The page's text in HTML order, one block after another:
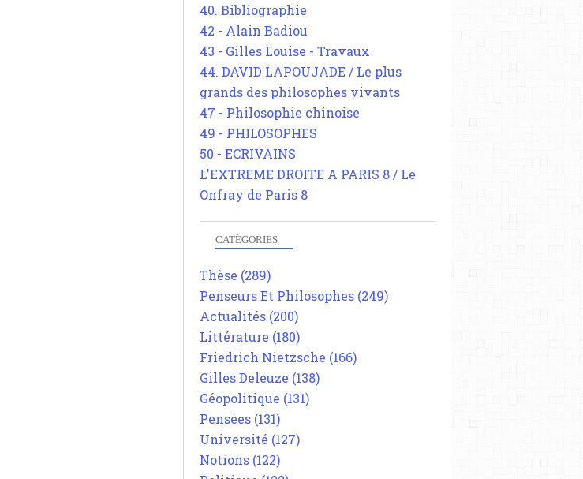
40. Bibliographie
42 - Alain Badiou
43 - Gilles Louise - Travaux
44. DAVID LAPOUJADE / Le plus
grands des philosophes vivants
47 - Philosophie chinoise
49 - PHILOSOPHES
50 - ECRIVAINS
L'EXTREME DROITE A PARIS 8 / Le
Onfray de Paris 8
CATÉGORIES
Thèse (289)
Penseurs Et Philosophes (249)
Actualités (200)
Littérature (180)
Friedrich Nietzsche (166)
Gilles Deleuze (138)
Géopolitique (131)
Pensées (131)
Université (127)
Notions (122)